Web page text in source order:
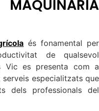
és fonamental per
de qualsevol
Vic es presenta com a
especialitzats que
dels professionals del